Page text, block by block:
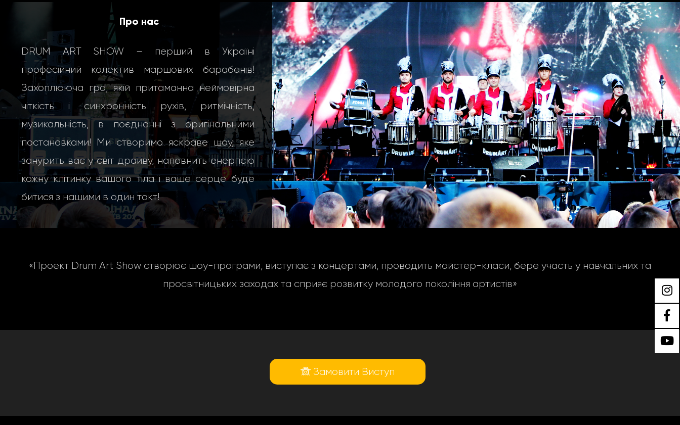
Про нас
DRUM ART SHOW – перший в Україні
професійний колектив маршових барабанів!
Захоплююча гра, якій притаманна неймовірна
чіткість і синхронність рухів, ритмічність,
музикальність, в поєднанні з оригінальними
постановками! Ми створимо яскраве шоу, яке
занурить вас у світ драйву, наповнить енергією
кожну клітинку вашого тіла і ваше серце буде
битися з нашими в один такт!
«Проект Drum Art Show створює шоу-програми, виступає з концертами, проводить майстер-класи, бере участь у навчальних та
просвітницьких заходах та сприяє розвитку молодого покоління артистів»
Замовити Виступ